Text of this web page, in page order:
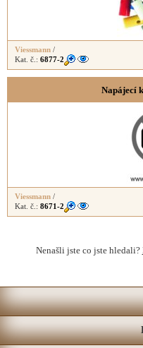
Viessmann /
Kat. č.: 6877-2
Napájecí
Viessmann /
Kat. č.: 8671-2
Nenašli jste co jste hledali?